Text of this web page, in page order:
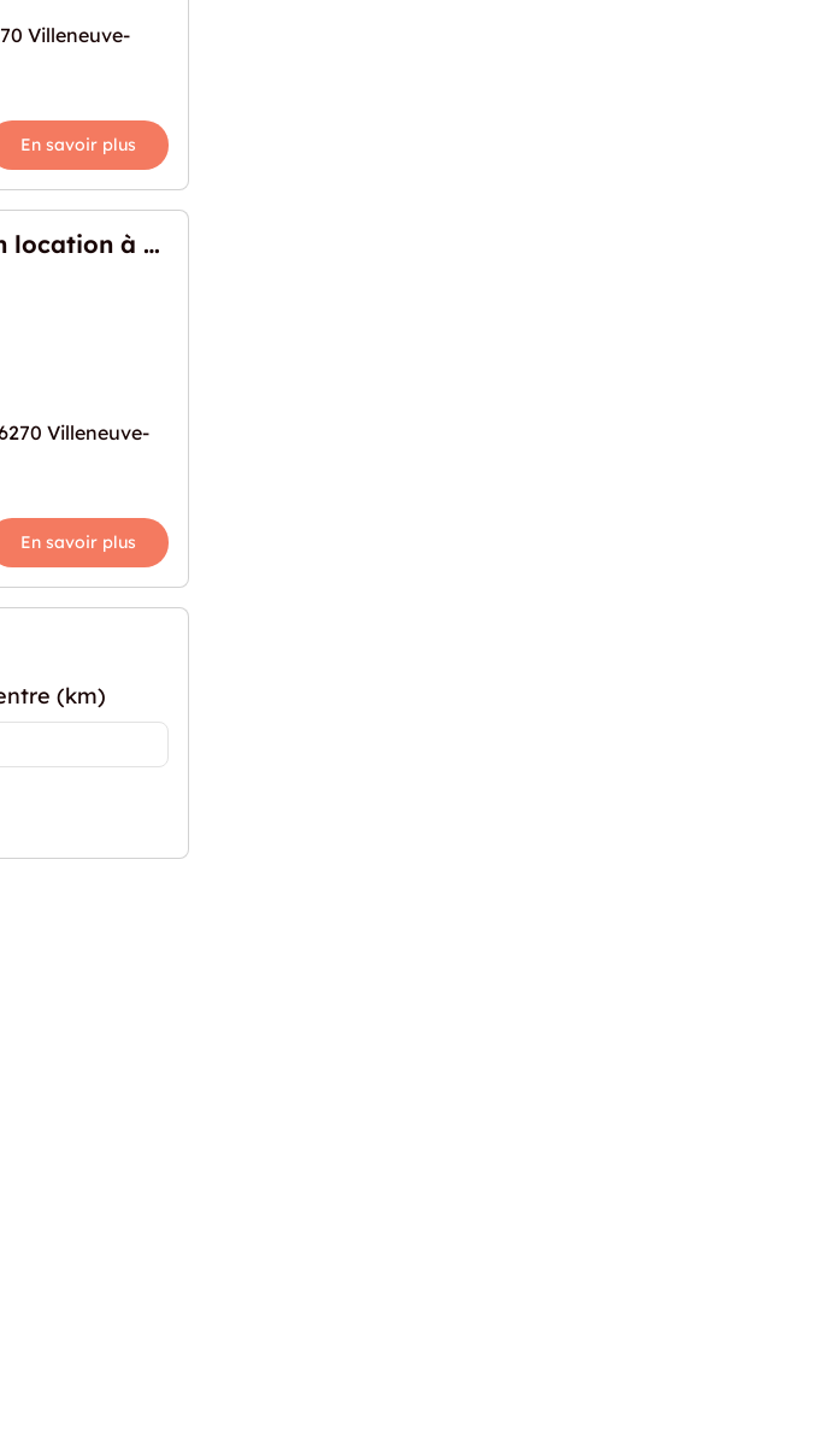
à Villeneuve-Loubet"
Villeneuve-
En savoir plus
Loubet"
stockage en location à Villeneuve-Loubet"
Espace de stockage en location à Villeneuve-Loubet
Villeneuve-
En savoir plus
(km)